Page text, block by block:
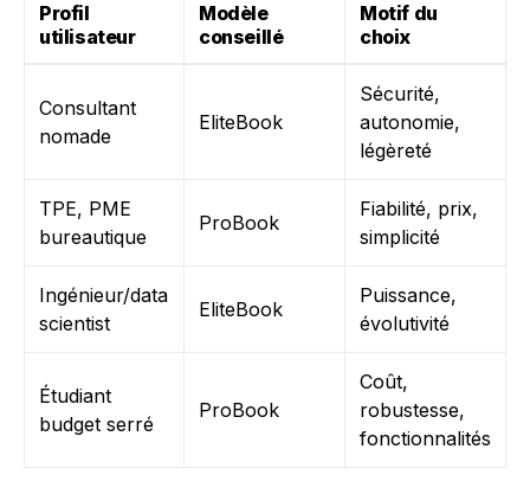
Profil
utilisateur
Modèle
conseillé
Motif du
choix
Consultant
nomade
EliteBook
Sécurité,
autonomie,
légèreté
TPE, PME
bureautique
ProBook
Fiabilité, prix,
simplicité
Ingénieur/data
scientist
EliteBook
Puissance,
évolutivité
Étudiant
budget serré
ProBook
Coût,
robustesse,
fonctionnalités